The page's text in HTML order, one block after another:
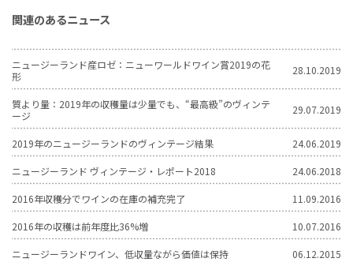
関連のあるニュース
ニュージーランド産ロゼ：ニューワールドワイン賞2019の花
形
28.10.2019
質より量：2019年の収穫量は少量でも、“最高級”のヴィンテ
ージ
29.07.2019
2019年のニュージーランドのヴィンテージ結果 24.06.2019
ニュージーランド ヴィンテージ・レポート2018 24.06.2018
2016年収穫分でワインの在庫の補充完了 11.09.2016
2016年の収穫は前年度比36%増 10.07.2016
ニュージーランドワイン、低収量ながら価値は保持 06.12.2015